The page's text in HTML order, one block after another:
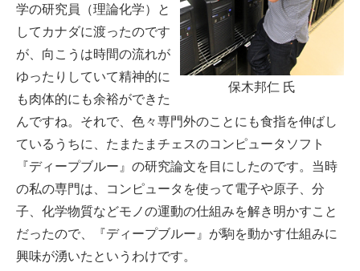
保木邦仁 氏
学の研究員（理論化学）と
してカナダに渡ったのです
が、向こうは時間の流れが
ゆったりしていて精神的に
も肉体的にも余裕ができた
んですね。それで、色々専門外のことにも食指を伸ばし
ているうちに、たまたまチェスのコンピュータソフト
『ディープブルー』の研究論文を目にしたのです。当時
の私の専門は、コンピュータを使って電子や原子、分
子、化学物質などモノの運動の仕組みを解き明かすこと
だったので、『ディープブルー』が駒を動かす仕組みに
興味が湧いたというわけです。